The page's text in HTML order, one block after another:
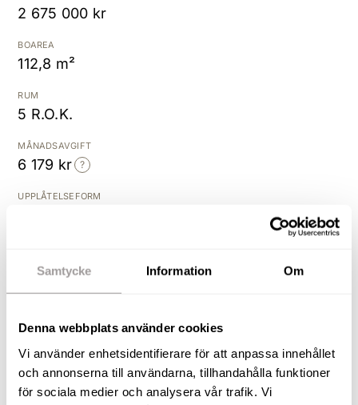
Samtycke Information Om
Denna webbplats använder cookies
Vi använder enhetsidentifierare för att anpassa innehållet
och annonserna till användarna, tillhandahålla funktioner
för sociala medier och analysera vår trafik. Vi
2 675 000 kr
BOAREA
112,8 m²
RUM
5 R.O.K.
MÅNADSAVGIFT
6 179 kr
UPPLÅTELSEFORM
2016
Stilrent radhus i populära
Ormesta!
Nu finns chansen att förvärva detta stilrena